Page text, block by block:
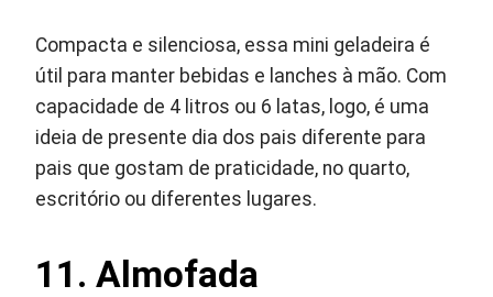
Compacta e silenciosa, essa mini geladeira é
útil para manter bebidas e lanches à mão. Com
capacidade de 4 litros ou 6 latas, logo, é uma
ideia de presente dia dos pais diferente para
pais que gostam de praticidade, no quarto,
escritório ou diferentes lugares.
11. Almofada